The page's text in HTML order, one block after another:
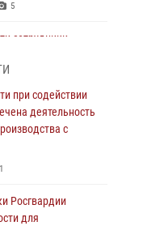
5
сотрудники
и помогли ему
СОБР
1
при содействии
деятельность
с
1
Росгвардии
для